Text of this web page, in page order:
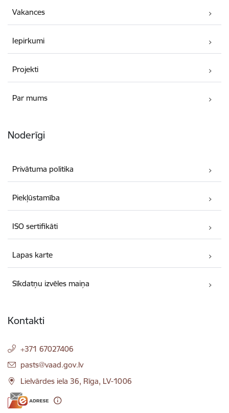
Vakances
Iepirkumi
Projekti
Par mums
Noderīgi
Privātuma politika
Piekļūstamība
ISO sertifikāti
Lapas karte
Sīkdatņu izvēles maiņa
Kontakti
+371 67027406
E-pasts:
pasts@vaad.gov.lv
Lielvārdes iela 36, Rīga, LV-1006